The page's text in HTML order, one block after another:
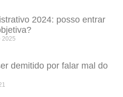
2024: posso entrar
2025
demitido por falar mal do